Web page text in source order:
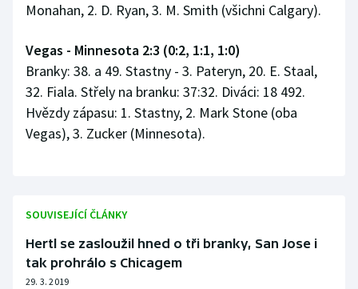
Monahan, 2. D. Ryan, 3. M. Smith (všichni Calgary).
Vegas - Minnesota 2:3 (0:2, 1:1, 1:0)
Branky: 38. a 49. Stastny - 3. Pateryn, 20. E. Staal,
32. Fiala. Střely na branku: 37:32. Diváci: 18 492.
Hvězdy zápasu: 1. Stastny, 2. Mark Stone (oba
Vegas), 3. Zucker (Minnesota).
SOUVISEJÍCÍ ČLÁNKY
Hertl se zasloužil hned o tři branky, San Jose i
tak prohrálo s Chicagem
29. 3. 2019